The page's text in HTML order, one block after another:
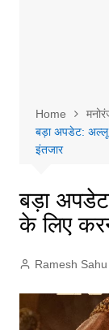
Home
बड़ा अपडेट: अल्लू
इंतजार
बड़ा
के लिए
Ramesh Sahu